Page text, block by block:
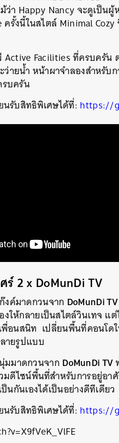
ว่า Happy Nancy จะดูเป็
งนี้ในสไตล์ Minimal Cozy
Active Facilities ที่ครบครั
ว่ายน้ำ หน้าผาจำลองสำหรั
บครัน
นรับสิทธิพิเศษได้ที่: https://
ร์ 2 x DoMunDi TV
ค์มาดกวนจาก DoMunDi
ห้กลายเป็นสไตล์วินเทจ แต่
พื่อนสนิท เปลี่ยนพื้นที่คอนโด
ายรูปแบบ
มมาดกวนจาก DoMunDi TV
ดีไซน์พื้นที่สำหรับการอยู่อา
กันเองได้เป็นอย่างดีทีเดียว
นรับสิทธิพิเศษได้ที่: https://
TWEET LINE